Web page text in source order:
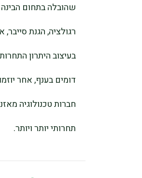
שהובלה בתחום
רגולציה, הגנת סייבר,
בעיצוב היתרון
חברות טכנולוגיה
תחרותי יותר ויותר.